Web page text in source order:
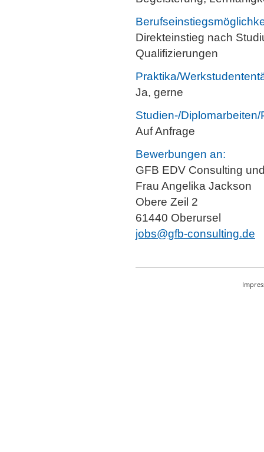
Direkteinstieg nach
Qualifizierungen
Praktika/
Ja, gerne
Studien-/
Auf Anfrage
Bewerbungen an:
GFB EDV Consulting
Frau Angelika Jackson
Obere Zeil 2
61440 Oberursel
jobs@gfb-consulting.de